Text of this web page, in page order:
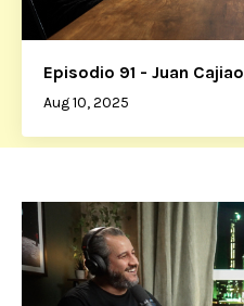
Episodio 91 - Juan Cajiao
Aug 10, 2025